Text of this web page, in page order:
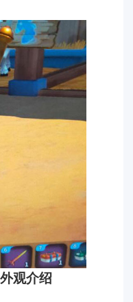
观介绍